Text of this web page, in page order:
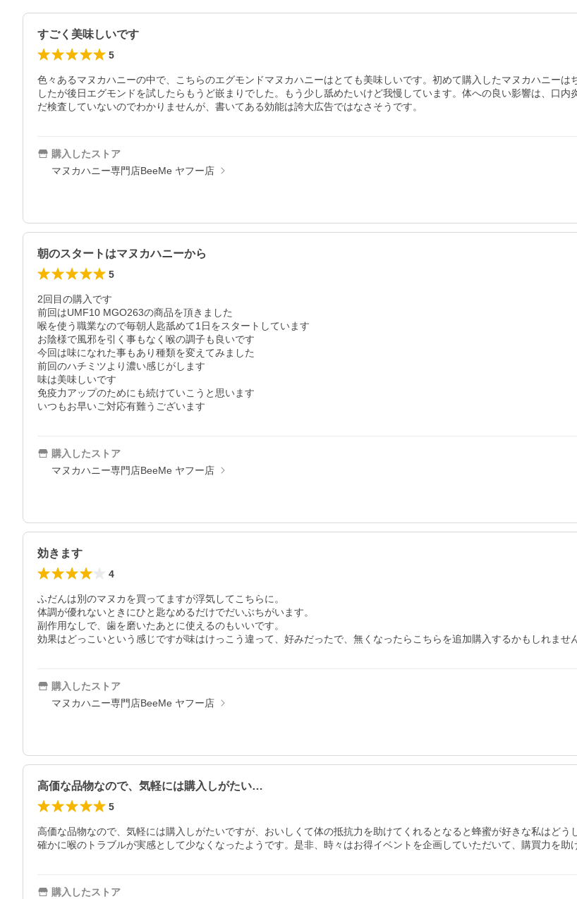
すごく美味しいです
5
色々あるマヌカハニーの中で、こちらのエグモンドマヌカハニーはとても美味しいです。初めて購入したマヌカハニー
したが後日エグモンドを試したらもうど嵌まりでした。もう少し舐めたいけど我慢しています。体への良い影響は、口
だ検査していないのでわかりませんが、書いてある効能は誇大広告ではなさそうです。
購入したストア
マヌカハニー専門店BeeMe ヤフー店
朝のスタートはマヌカハニーから
5
2回目の購入です
前回はUMF10 MGO263の商品を頂きました
喉を使う職業なので毎朝人匙舐めて1日をスタートしています
お陰様で風邪を引く事もなく喉の調子も良いです
今回は味になれた事もあり種類を変えてみました
前回のハチミツより濃い感じがします
味は美味しいです
免疫力アップのためにも続けていこうと思います
いつもお早いご対応有難うございます
購入したストア
マヌカハニー専門店BeeMe ヤフー店
効きます
4
ふだんは別のマヌカを買ってますが浮気してこちらに。
体調が優れないときにひと匙なめるだけでだいぶちがいます。
副作用なしで、歯を磨いたあとに使えるのもいいです。
効果はどっこいという感じですが味はけっこう違って、好みだったで、無くなったらこちらを追加購入するかもしれません
購入したストア
マヌカハニー専門店BeeMe ヤフー店
高価な品物なので、気軽には購入しがたい…
5
高価な品物なので、気軽には購入しがたいですが、おいしくて体の抵抗力を助けてくれるとなると蜂蜜が好きな私はどう
確かに喉のトラブルが実感として少なくなったようです。是非、時々はお得イベントを企画していただいて、購買力を助
購入したストア